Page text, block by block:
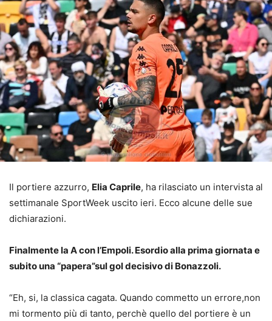
Il portiere azzurro, Elia Caprile, ha rilasciato un intervista al
settimanale SportWeek uscito ieri. Ecco alcune delle sue
dichiarazioni.
Finalmente la A con l’Empoli. Esordio alla prima giornata e
subito una “papera”sul gol decisivo di Bonazzoli.
“Eh, si, la classica cagata. Quando commetto un errore,non
mi tormento più di tanto, perchè quello del portiere è un